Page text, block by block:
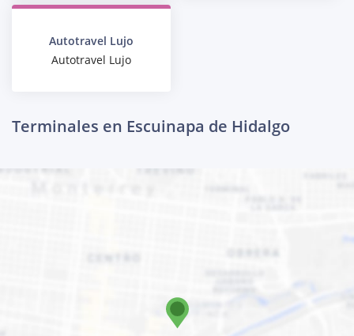
Autotravel Lujo
Autotravel Lujo
Terminales en Escuinapa de Hidalgo